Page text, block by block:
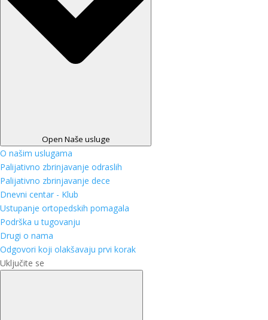
Open Naše usluge
O našim uslugama
Palijativno zbrinjavanje odraslih
Palijativno zbrinjavanje dece
Dnevni centar - Klub
Ustupanje ortopedskih pomagala
Podrška u tugovanju
Drugi o nama
Odgovori koji olakšavaju prvi korak
Uključite se